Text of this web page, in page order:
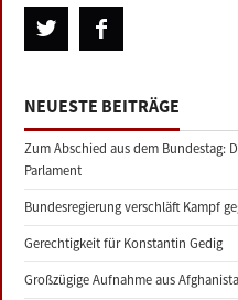
NEUESTE BEITRÄGE
Zum Abschied aus dem Bundestag:
Parlament
Bundesregierung verschläft Kampf
Gerechtigkeit für Konstantin Gedig
Großzügige Aufnahme aus